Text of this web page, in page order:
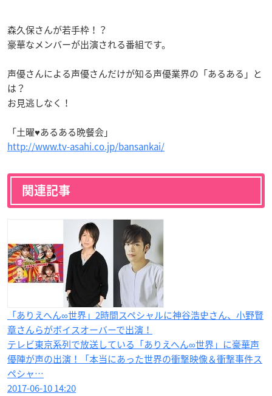
森久保さんが若手枠！？
豪華なメンバーが出演される番組です。
声優さんによる声優さんだけが知る声優業界の「あるある」と
は？
お見逃しなく！
「土曜♥あるある晩餐会」
http://www.tv-asahi.co.jp/bansankai/
関連記事
「ありえへん∞世界」2時間スペシャルに神谷浩史さん、小野賢
章さんらがボイスオーバーで出演！
テレビ東京系列で放送している「ありえへん∞世界」に豪華声
優陣が声の出演！「本当にあった世界の衝撃映像＆衝撃事件ス
ペシャ…
2017-06-10 14:20